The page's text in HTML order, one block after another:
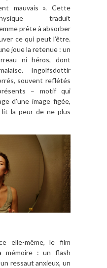
mauvais ». Cette
traduit
prête à absorber
ce qui peut l’être.
joue la retenue : un
ni héros, dont
Ingolfsdottir
souvent reflétés
– motif qui
d’une image figée,
lit la peur de ne plus
elle-même, le film
mémoire : un flash
ressaut anxieux, un